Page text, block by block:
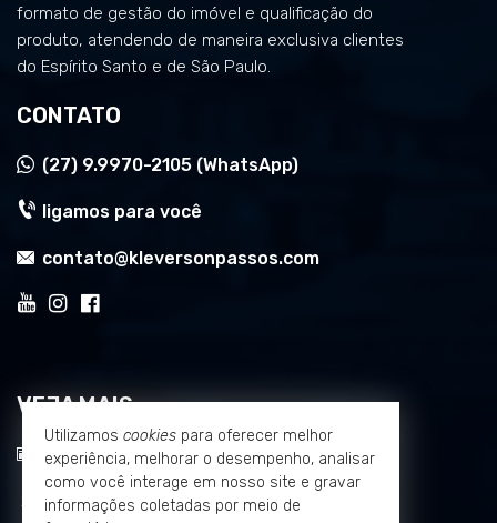
formato de gestão do imóvel e qualificação do
produto, atendendo de maneira exclusiva clientes
do Espírito Santo e de São Paulo.
CONTATO
(27) 9.9970-2105 (WhatsApp)
ligamos para você
contato@kleversonpassos.com
VEJA MAIS
receba nosso newsletter
cadastre seu imóvel
Utilizamos cookies para oferecer melhor
experiência, melhorar o desempenho, analisar
como você interage em nosso site e gravar
informações coletadas por meio de